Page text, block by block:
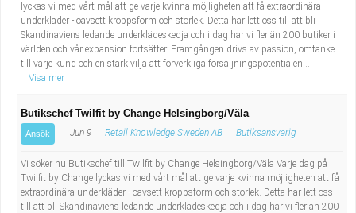
lyckas vi med vårt mål att ge varje kvinna möjligheten att få extraordinära
underkläder - oavsett kroppsform och storlek. Detta har lett oss till att bli
Skandinaviens ledande underklädeskedja och i dag har vi fler än 200 butiker i
världen och vår expansion fortsätter. Framgången drivs av passion, omtanke
till varje kund och en stark vilja att förverkliga försäljningspotentialen ...
Visa mer
Butikschef Twilfit by Change Helsingborg/Väla
Ansök Jun 9 Retail Knowledge Sweden AB Butiksansvarig
Vi söker nu Butikschef till Twilfit by Change Helsingborg/Väla Varje dag på
Twilfit by Change lyckas vi med vårt mål att ge varje kvinna möjligheten att få
extraordinära underkläder - oavsett kroppsform och storlek. Detta har lett oss
till att bli Skandinaviens ledande underklädeskedja och i dag har vi fler än 200